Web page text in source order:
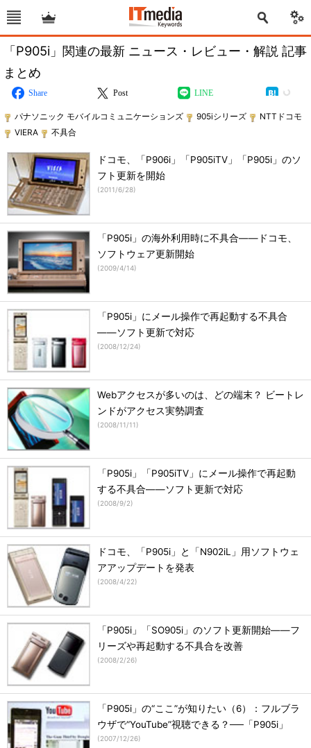
「P905i」関連の最新 ニュース・レビュー・解説 記事
まとめ
Share Post LINE
パナソニック モバイルコミュニケーションズ 905iシリーズ
NTTドコモ
VIERA
不具合
ドコモ、「P906i」「P905iTV」「P905i」のソ
フト更新を開始
(2011/6/28)
「P905i」の海外利用時に不具合――ドコモ、
ソフトウェア更新開始
(2009/4/14)
「P905i」にメール操作で再起動する不具合
――ソフト更新で対応
(2008/12/24)
Webアクセスが多いのは、どの端末？ ビートレ
ンドがアクセス実勢調査
(2008/11/11)
「P905i」「P905iTV」にメール操作で再起動
する不具合――ソフト更新で対応
(2008/9/2)
ドコモ、「P905i」と「N902iL」用ソフトウェ
アアップデートを発表
(2008/4/22)
「P905i」「SO905i」のソフト更新開始――フ
リーズや再起動する不具合を改善
(2008/2/26)
「P905i」の“ここ”が知りたい（6）：フルブラ
ウザで“YouTube”視聴できる？──「P905i」
(2007/12/26)